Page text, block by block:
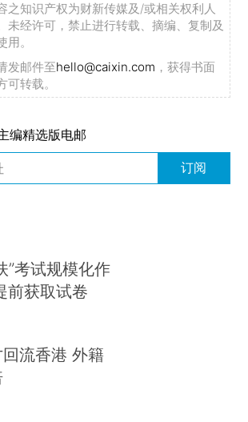
之知识产权为财新传媒及/或相关权利人
未经许可，禁止进行转载、摘编、复制及
。
发邮件至hello@caixin.com ，获得书面
转载。
编精选版电邮
订阅
”考试规模化作
前获取试卷
流香港 外籍